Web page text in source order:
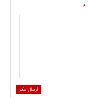
*
ارسال نظر